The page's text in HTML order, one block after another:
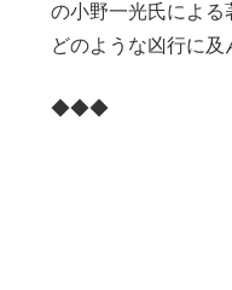
の小野一光氏による
どのような凶行に
◆◆◆